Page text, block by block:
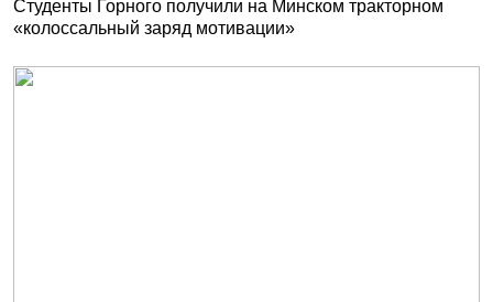
Студенты Горного получили на Минском тракторном
«колоссальный заряд мотивации»